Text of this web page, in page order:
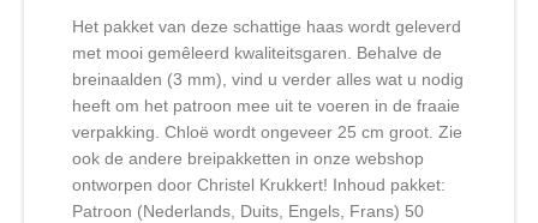
Het pakket van deze schattige haas wordt geleverd
met mooi gemêleerd kwaliteitsgaren. Behalve de
breinaalden (3 mm), vind u verder alles wat u nodig
heeft om het patroon mee uit te voeren in de fraaie
verpakking. Chloë wordt ongeveer 25 cm groot. Zie
ook de andere breipakketten in onze webshop
ontworpen door Christel Krukkert! Inhoud pakket:
Patroon (Nederlands, Duits, Engels, Frans) 50